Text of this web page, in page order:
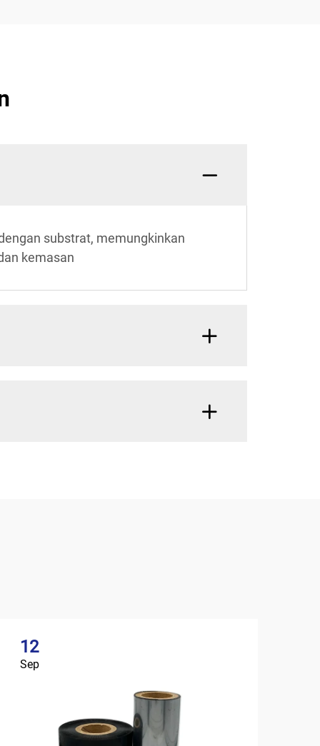
substrat, memungkinkan
kemasan
12
Sep